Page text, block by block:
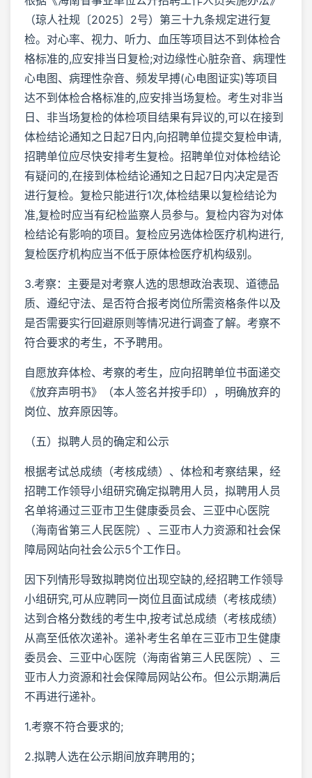
（琼人社规〔2025〕2号）第三十九条规定进行复
检。对心率、视力、听力、血压等项目达不到体检合
格标准的,应安排当日复检;对边缘性心脏杂音、病理性
心电图、病理性杂音、频发早搏(心电图证实)等项目
达不到体检合格标准的,应安排当场复检。考生对非当
日、非当场复检的体检项目结果有异议的,可以在接到
体检结论通知之日起7日内,向招聘单位提交复检申请,
招聘单位应尽快安排考生复检。招聘单位对体检结论
有疑问的,在接到体检结论通知之日起7日内决定是否
进行复检。复检只能进行1次,体检结果以复检结论为
准,复检时应当有纪检监察人员参与。复检内容为对体
检结论有影响的项目。复检应另选体检医疗机构进行,
复检医疗机构应当不低于原体检医疗机构级别。
3.考察：主要是对考察人选的思想政治表现、道德品
质、遵纪守法、是否符合报考岗位所需资格条件以及
是否需要实行回避原则等情况进行调查了解。考察不
符合要求的考生，不予聘用。
自愿放弃体检、考察的考生，应向招聘单位书面递交
《放弃声明书》（本人签名并按手印），明确放弃的
岗位、放弃原因等。
（五）拟聘人员的确定和公示
根据考试总成绩（考核成绩）、体检和考察结果，经
招聘工作领导小组研究确定拟聘用人员，拟聘用人员
名单将通过三亚市卫生健康委员会、三亚中心医院
（海南省第三人民医院）、三亚市人力资源和社会保
障局网站向社会公示5个工作日。
因下列情形导致拟聘岗位出现空缺的,经招聘工作领导
小组研究,可从应聘同一岗位且面试成绩（考核成绩）
达到合格分数线的考生中,按考试总成绩（考核成绩）
从高至低依次递补。递补考生名单在三亚市卫生健康
委员会、三亚中心医院（海南省第三人民医院）、三
亚市人力资源和社会保障局网站公布。但公示期满后
不再进行递补。
1.考察不符合要求的;
2.拟聘人选在公示期间放弃聘用的；